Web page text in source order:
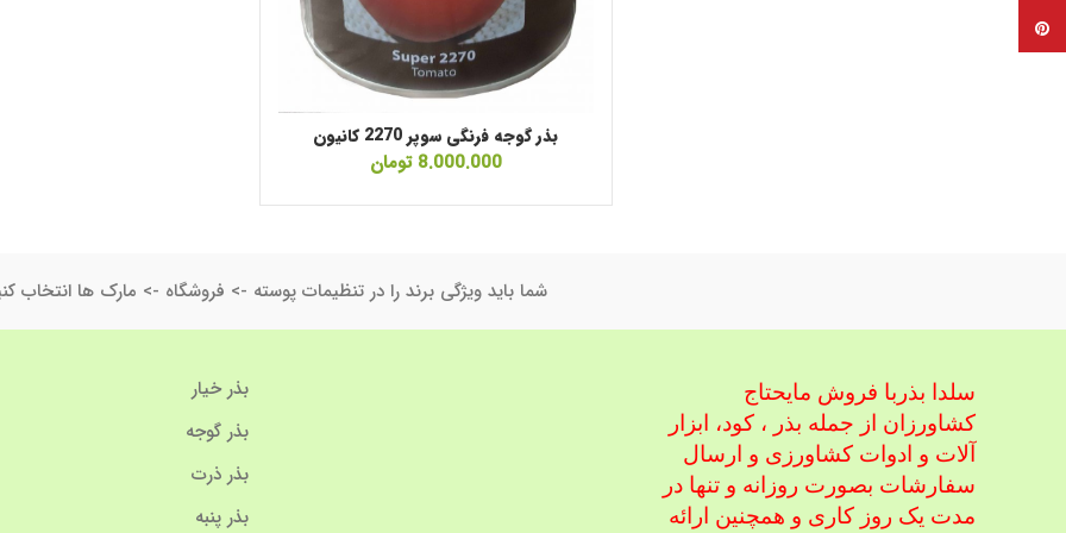
بذر گوجه فرنگی سوپر 2270 کانیون
8.000.000 تومان
شما باید ویژگی برند را در تنظیمات پوسته -> فروشگاه -> مارک ها انتخاب
سلدا بذربا فروش مایحتاج
کشاورزان از جمله بذر ، کود، ابزار
آلات و ادوات کشاورزی و ارسال
سفارشات بصورت روزانه و تنها در
مدت یک روز کاری و همچنین ارائه
بذر خیار
بذر گوجه
بذر ذرت
بذر پنبه